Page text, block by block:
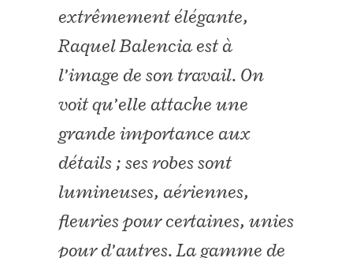
extrêmement élégante,
Raquel Balencia est à
l’image de son travail. On
voit qu’elle attache une
grande importance aux
détails ; ses robes sont
lumineuses, aériennes,
fleuries pour certaines, unies
pour d’autres. La gamme de